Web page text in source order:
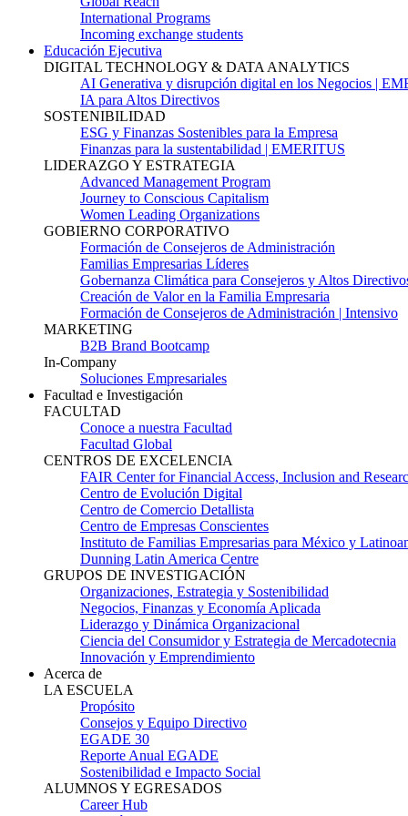
International Programs
Incoming exchange students
Educación Ejecutiva
DIGITAL TECHNOLOGY & DATA ANALYTICS
AI Generativa y disrupción digital en los Negocios |
IA para Altos Directivos
SOSTENIBILIDAD
ESG y Finanzas Sostenibles para la Empresa
Finanzas para la sustentabilidad | EMERITUS
LIDERAZGO Y ESTRATEGIA
Advanced Management Program
Journey to Conscious Capitalism
Women Leading Organizations
GOBIERNO CORPORATIVO
Formación de Consejeros de Administración
Familias Empresarias Líderes
Gobernanza Climática para Consejeros y Altos
Creación de Valor en la Familia Empresaria
Formación de Consejeros de Administración | Intensivo
MARKETING
B2B Brand Bootcamp
In-Company
Soluciones Empresariales
Facultad e Investigación
FACULTAD
Conoce a nuestra Facultad
Facultad Global
CENTROS DE EXCELENCIA
FAIR Center for Financial Access, Inclusion and
Centro de Evolución Digital
Centro de Comercio Detallista
Centro de Empresas Conscientes
Instituto de Familias Empresarias para México y
Dunning Latin America Centre
GRUPOS DE INVESTIGACIÓN
Organizaciones, Estrategia y Sostenibilidad
Negocios, Finanzas y Economía Aplicada
Liderazgo y Dinámica Organizacional
Ciencia del Consumidor y Estrategia de Mercadotecnia
Innovación y Emprendimiento
Acerca de
LA ESCUELA
Propósito
Consejos y Equipo Directivo
EGADE 30
Reporte Anual EGADE
Sostenibilidad e Impacto Social
ALUMNOS Y EGRESADOS
Career Hub